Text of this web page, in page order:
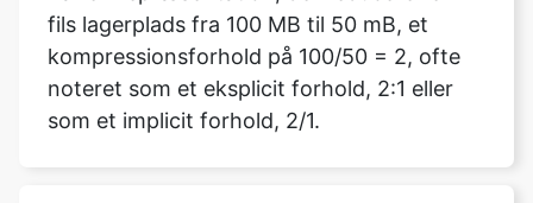
som et implicit forhold, 2/1.
Ændrer komprimering størrelsen